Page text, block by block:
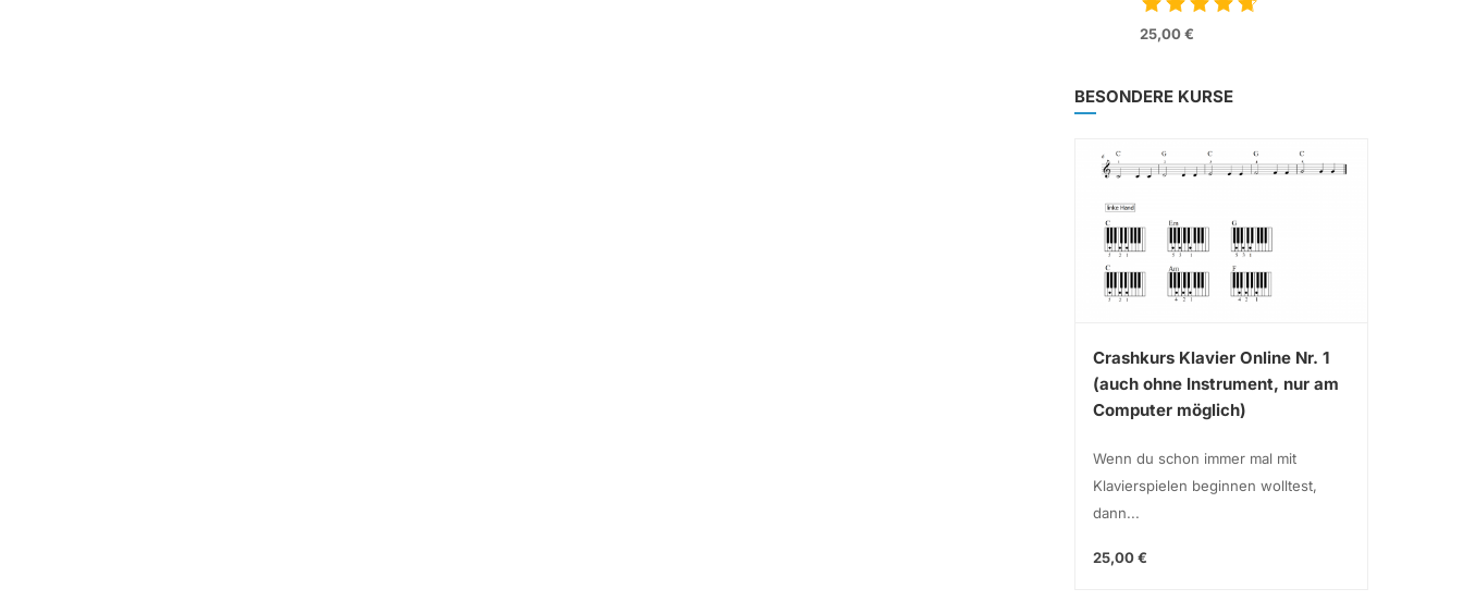
25,00 €
BESONDERE KURSE
Crashkurs Klavier Online Nr. 1
(auch ohne Instrument, nur am
Computer möglich)
Wenn du schon immer mal mit
Klavierspielen beginnen wolltest,
dann...
25,00 €